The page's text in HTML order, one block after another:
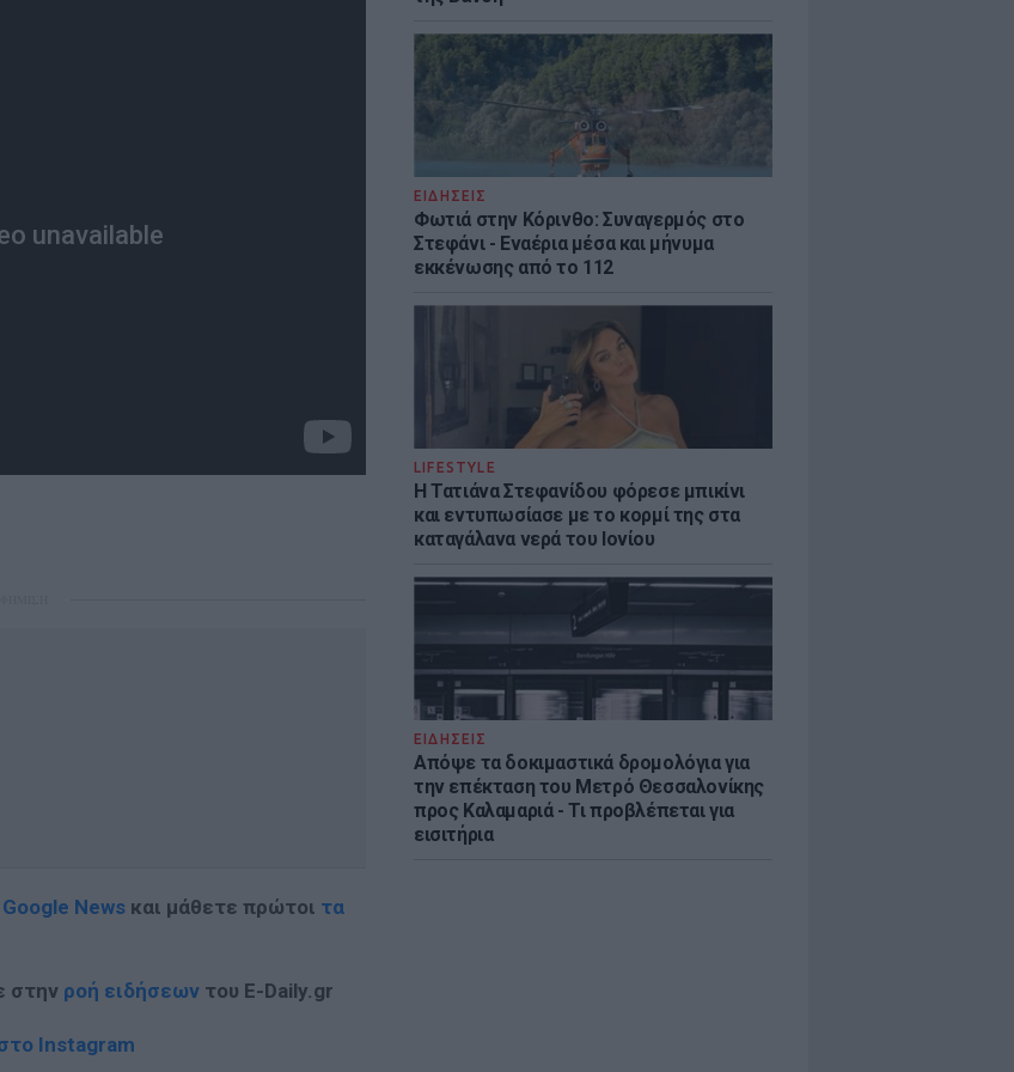
ΕΙΔΗΣΕΙΣ
Φωτιά στην Κόρινθο: Συναγερμός στο
Στεφάνι - Εναέρια μέσα και μήνυμα
εκκένωσης από το 112
LIFESTYLE
Η Τατιάνα Στεφανίδου φόρεσε μπικίνι
και εντυπωσίασε με το κορμί της στα
καταγάλανα νερά του Ιονίου
ΕΙΔΗΣΕΙΣ
Απόψε τα δοκιμαστικά δρομολόγια για
την επέκταση του Μετρό Θεσσαλονίκης
προς Καλαμαριά - Τι προβλέπεται για
εισιτήρια
Google News και μάθετε πρώτοι τα
στην ροή ειδήσεων του E-Daily.gr
Instagram